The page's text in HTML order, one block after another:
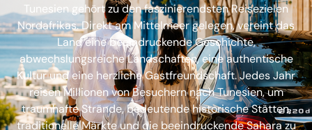
Tunesien gehört zu den faszinierendsten Reisezielen
Nordafrikas. Direkt am Mittelmeer gelegen, vereint das
Land eine beeindruckende Geschichte,
abwechslungsreiche Landschaften, eine authentische
Kultur und eine herzliche Gastfreundschaft. Jedes Jahr
reisen Millionen von Besuchern nach Tunesien, um
traumhafte Strände, bedeutende historische Stätten,
traditionelle Märkte und die beeindruckende Sahara zu